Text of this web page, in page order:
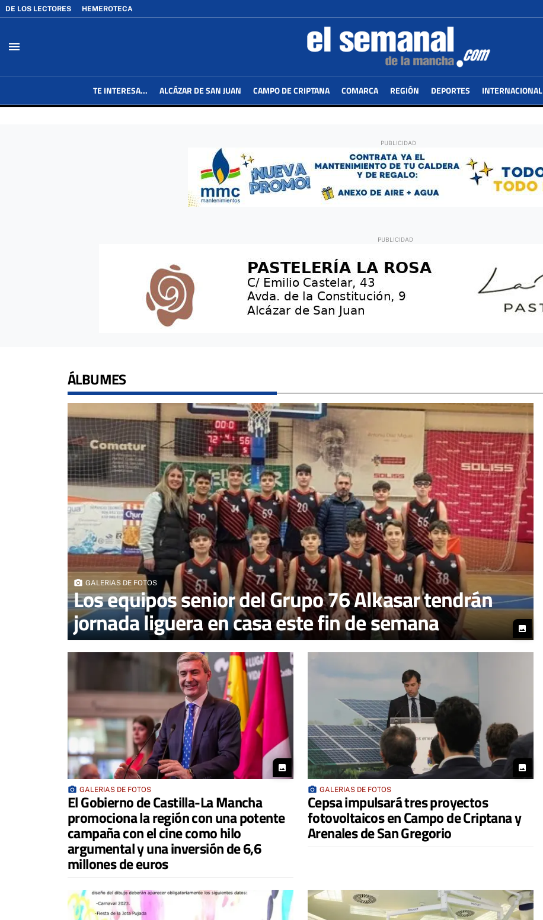
DE LOS LECTORES HEMEROTECA
menu
TE INTERESA... ALCÁZAR DE SAN JUAN CAMPO DE CRIPTANA COMARCA REGIÓN DEPORTES INTERNACIONAL
ÁLBUMES
photo
photo_camera GALERIAS DE FOTOS
Los equipos senior del Grupo 76 Alkasar tendrán
jornada liguera en casa este fin de semana
photo
photo_camera GALERIAS DE FOTOS
El Gobierno de Castilla-La Mancha
promociona la región con una potente
campaña con el cine como hilo
argumental y una inversión de 6,6
millones de euros
photo
photo_camera GALERIAS DE FOTOS
Cepsa impulsará tres proyectos
fotovoltaicos en Campo de Criptana y
Arenales de San Gregorio